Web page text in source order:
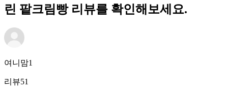
린 팥크림빵 리뷰를 확인해보세요.
여니맘1
리뷰51